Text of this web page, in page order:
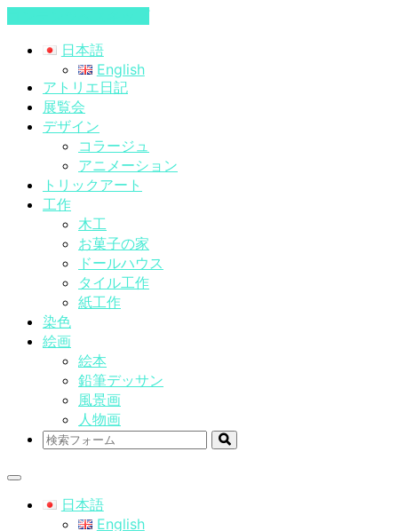
日本語
English
アトリエ日記
展覧会
デザイン
コラージュ
アニメーション
トリックアート
工作
木工
お菓子の家
ドールハウス
タイル工作
紙工作
染色
絵画
絵本
鉛筆デッサン
風景画
人物画
検
日本語
English